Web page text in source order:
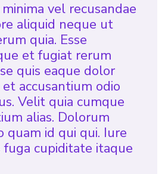
vel recusandae
aliquid neque ut
quia. Esse
et fugiat rerum
quis eaque dolor
accusantium odio
Velit quia cumque
alias. Dolorum
quam id qui qui. Iure
fuga cupiditate itaque